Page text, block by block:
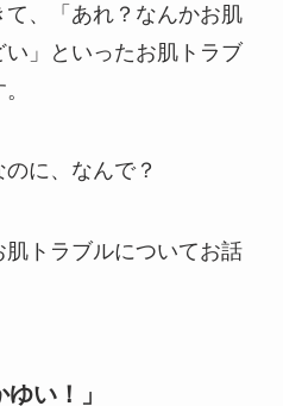
て、「あれ？なんかお肌
」といったお肌トラブ
に、なんで？
トラブルについてお話
い！」